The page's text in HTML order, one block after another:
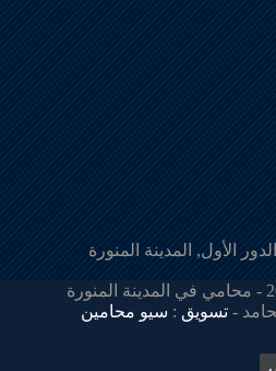
الأول, المدينة المنورة
جميع الحقوق محفوظة © 2026 - محامي في المدينة المنورة
-تسويق : سيو محامين